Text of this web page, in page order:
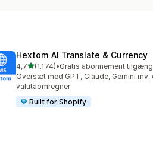
Hextom AI Translate & Currency
4,7ud af 5 stjerner
(1.174)
1174 anmeldelser i alt
•Gratis abonnement
Oversæt med GPT, Claude, Gemini mv.
valutaomregner
Built for Shopify